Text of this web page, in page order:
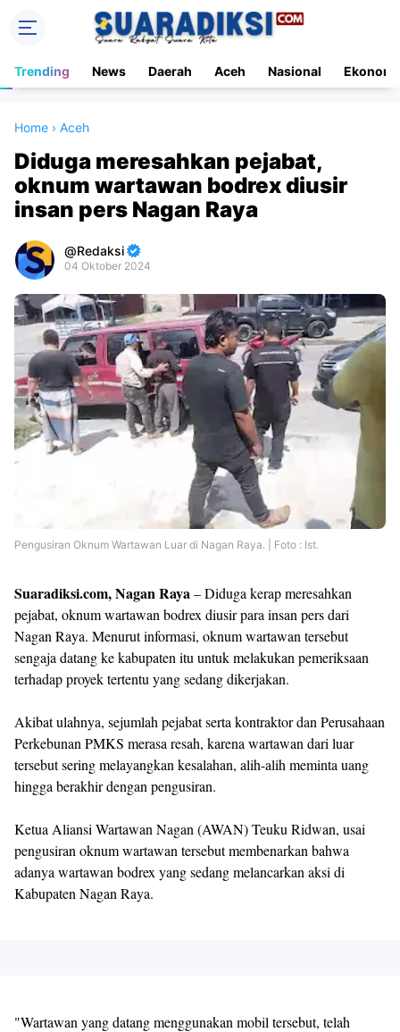
Trending News Daerah Aceh Nasional Ekonomi
Home › Aceh
Diduga meresahkan pejabat,
oknum wartawan bodrex diusir
insan pers Nagan Raya
Redaksi
04 Oktober 2024
Premium
By
Raushan
Design
With
Shroff
Templates
Pengusiran Oknum Wartawan Luar di Nagan Raya. | Foto : Ist.
Suaradiksi.com, Nagan Raya– Diduga kerap meresahkan
pejabat, oknum wartawan bodrex diusir para insan pers dari
Nagan Raya. Menurut informasi, oknum wartawan tersebut
sengaja datang ke kabupaten itu untuk melakukan pemeriksaan
terhadap proyek tertentu yang sedang dikerjakan.
Akibat ulahnya, sejumlah pejabat serta kontraktor dan Perusahaan
Perkebunan PMKS merasa resah, karena wartawan dari luar
tersebut sering melayangkan kesalahan, alih-alih meminta uang
hingga berakhir dengan pengusiran.
Ketua Aliansi Wartawan Nagan (AWAN) Teuku Ridwan, usai
pengusiran oknum wartawan tersebut membenarkan bahwa
adanya wartawan bodrex yang sedang melancarkan aksi di
Kabupaten Nagan Raya.
"Wartawan yang datang menggunakan mobil tersebut, telah